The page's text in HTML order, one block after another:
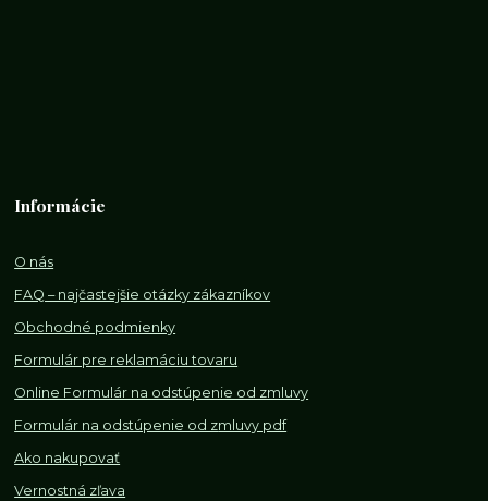
Informácie
O nás
FAQ – najčastejšie otázky zákazníkov
Obchodné podmienky
Formulár pre reklamáciu tovaru
Online Formulár na odstúpenie od zmluvy
Formulár na odstúpenie od zmluvy pdf
Ako nakupovať
Vernostná zľava